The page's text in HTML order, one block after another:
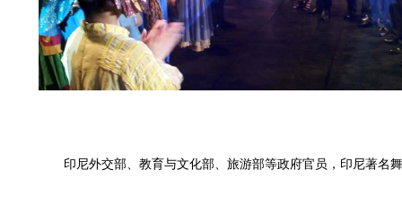
印尼外交部、教育与文化部、旅游部等政府官员，印尼著名